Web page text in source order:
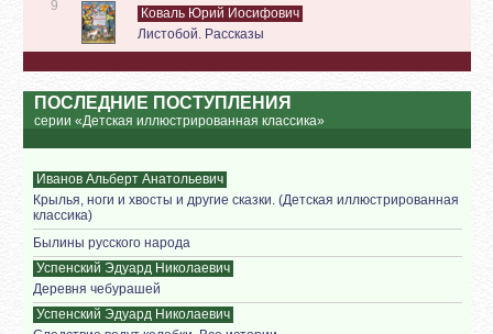
9
Коваль Юрий Иосифович
Листобой. Рассказы
ПОСЛЕДНИЕ ПОСТУПЛЕНИЯ
серии «Детская иллюстрированная классика»
Иванов Альберт Анатольевич
Крылья, ноги и хвосты и другие сказки. (Детская иллюстрированная
классика)
Былины русского народа
Успенский Эдуард Николаевич
Деревня чебурашей
Успенский Эдуард Николаевич